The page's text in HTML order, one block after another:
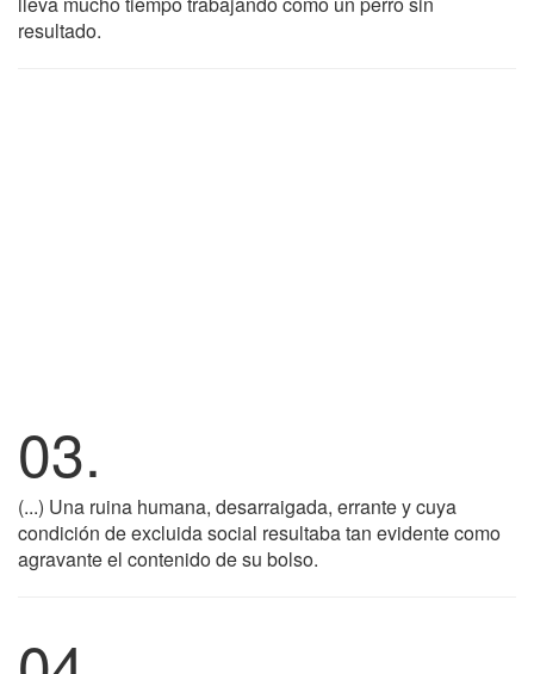
resultado.
03.
(...) Una ruina humana, desarraigada, errante y cuya
condición de excluida social resultaba tan evidente como
agravante el contenido de su bolso.